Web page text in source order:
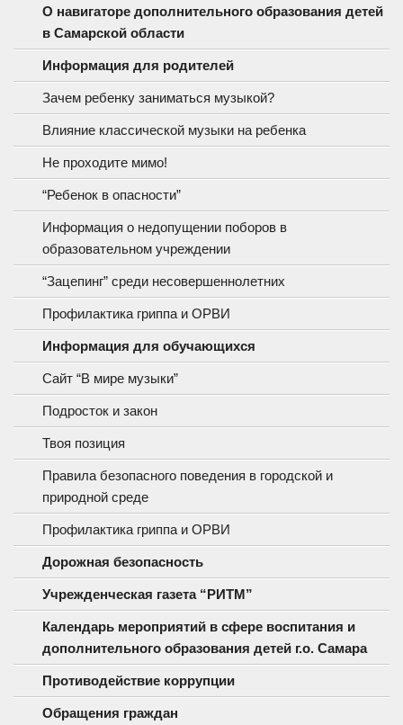
О навигаторе дополнительного образования детей
в Самарской области
Информация для родителей
Зачем ребенку заниматься музыкой?
Влияние классической музыки на ребенка
Не проходите мимо!
“Ребенок в опасности”
Информация о недопущении поборов в
образовательном учреждении
“Зацепинг” среди несовершеннолетних
Профилактика гриппа и ОРВИ
Информация для обучающихся
Сайт “В мире музыки”
Подросток и закон
Твоя позиция
Правила безопасного поведения в городской и
природной среде
Профилактика гриппа и ОРВИ
Дорожная безопасность
Учрежденческая газета “РИТМ”
Календарь мероприятий в сфере воспитания и
дополнительного образования детей г.о. Самара
Противодействие коррупции
Обращения граждан